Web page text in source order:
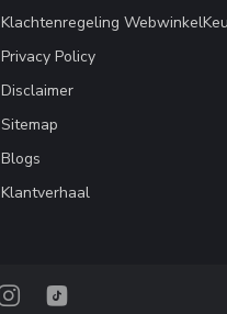
Klachtenregeling
Privacy Policy
Disclaimer
Sitemap
Blogs
Klantverhaal